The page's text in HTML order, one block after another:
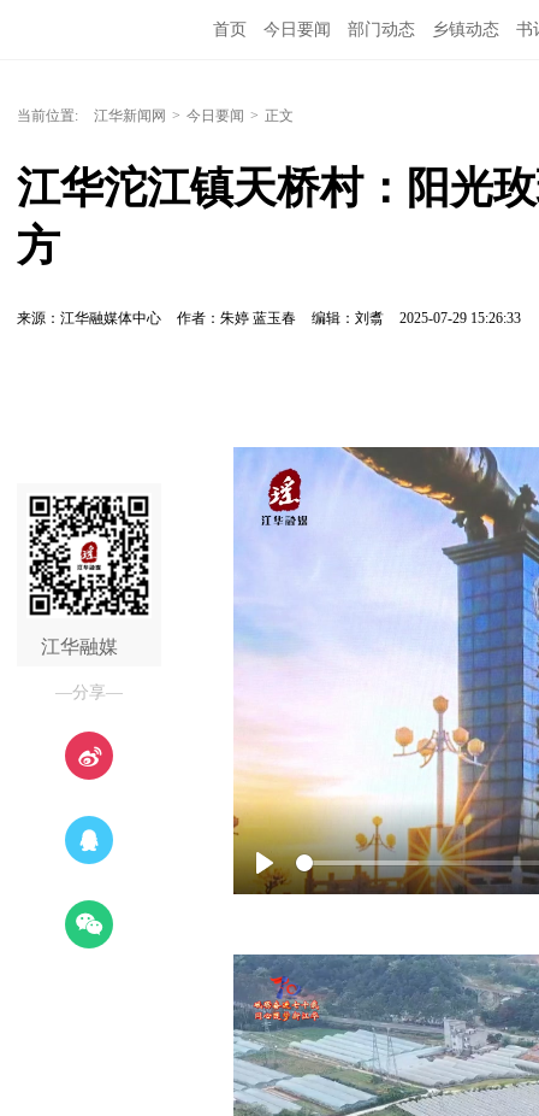
首页 今日要闻 部门动态 乡镇动态 书
当前位置: 江华新闻网 > 今日要闻 > 正文
江华沱江镇天桥村：阳光
方
来源：江华融媒体中心 作者：朱婷 蓝玉春 编辑：刘翥 2025-07-29 15:26:33
江华融媒
—分享—
Play